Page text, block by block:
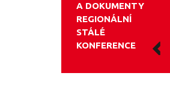
A DOKUMENTY
REGIONÁLNÍ
STÁLÉ
KONFERENCE